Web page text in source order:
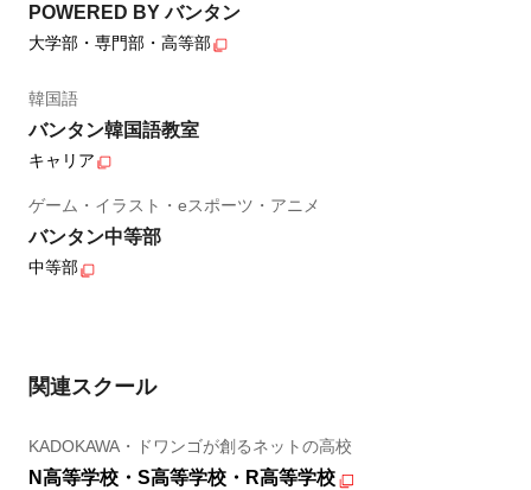
POWERED BY バンタン
大学部・専門部・高等部
韓国語
バンタン韓国語教室
キャリア
ゲーム・イラスト・eスポーツ・アニメ
バンタン中等部
中等部
関連スクール
KADOKAWA・ドワンゴが創るネットの高校
N高等学校・S高等学校・R高等学校